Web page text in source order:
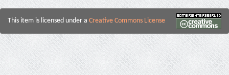
This item is licensed under a Creative Commons License